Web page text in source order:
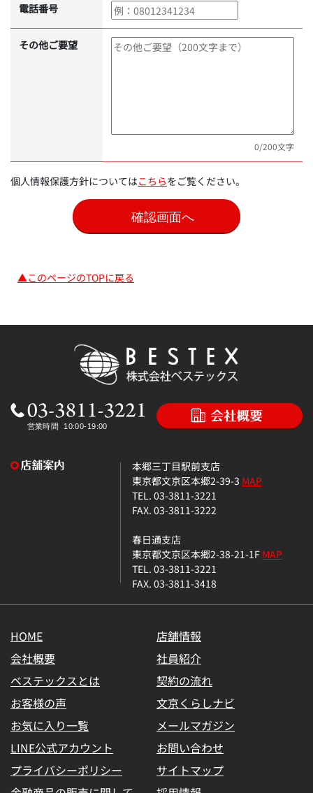
電話番号
その他ご要望
0/200文字
個人情報保護方針についてはこちらをご覧ください。
▲このページのTOPに戻る
本郷三丁目駅前支店
東京都文京区本郷2-39-3 MAP
TEL. 03-3811-3221
FAX. 03-3811-3222
春日通支店
東京都文京区本郷2-38-21-1FMAP
TEL. 03-3811-3221
FAX. 03-3811-3418
HOME
店舗情報
会社概要
社員紹介
ベステックスとは
契約の流れ
お客様の声
文京くらしナビ
お気に入り一覧
メールマガジン
LINE公式アカウント
お問い合わせ
プライバシーポリシー
サイトマップ